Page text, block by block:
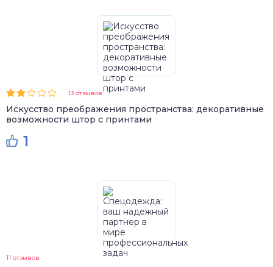
13 отзывов
Искусство преображения пространства: декоративные
возможности штор с принтами
1
11 отзывов